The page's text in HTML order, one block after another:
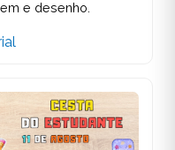
e desenho.